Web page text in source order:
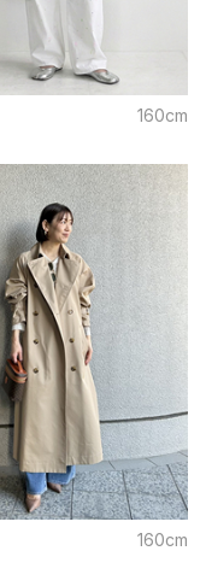
160cm
160cm